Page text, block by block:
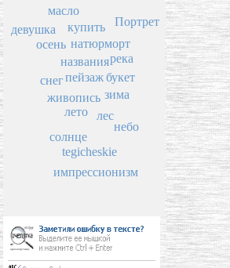
пейзаж
названия
живопись
лето
натюрморт
купить
солнце
лес
зима
осень
букет
масло
река
снег
tegicheskie
небо
импрессионизм
Портрет
девушка